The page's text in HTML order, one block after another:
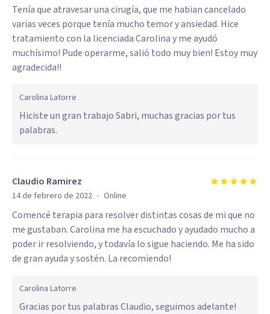
Tenía que atravesar una cirugía, que me habian cancelado
varias veces porque tenía mucho temor y ansiedad. Hice
tratamiento con la licenciada Carolina y me ayudó
muchísimo! Pude operarme, salió todo muy bien! Estoy muy
agradecida!!
Carolina Latorre
Hiciste un gran trabajo Sabri, muchas gracias por tus
palabras.
Claudio Ramirez
14 de febrero de 2022 · Online
Comencé terapia para resolver distintas cosas de mi que no
me gustaban. Carolina me ha escuchado y ayudado mucho a
poder ir resolviendo, y todavía lo sigue haciendo. Me ha sido
de gran ayuda y sostén. La recomiendo!
Carolina Latorre
Gracias por tus palabras Claudio, seguimos adelante!